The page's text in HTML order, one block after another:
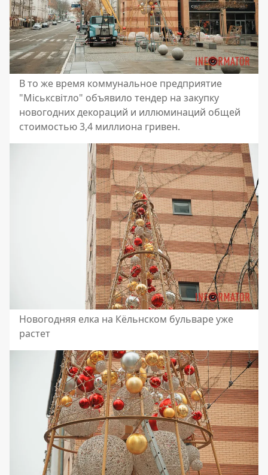
В то же время коммунальное предприятие
"Міськсвітло" объявило тендер на закупку
новогодних декораций и иллюминаций общей
стоимостью 3,4 миллиона гривен.
Новогодняя елка на Кёльнском бульваре уже
растет